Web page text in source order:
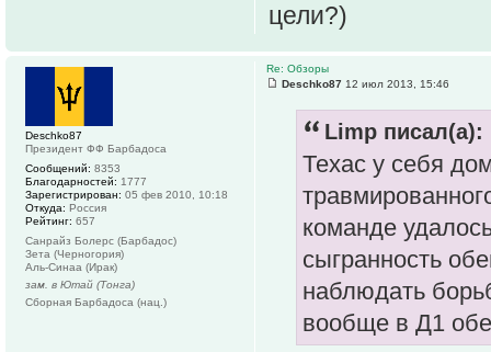
цели?)
Re: Обзоры
Deschko87 12 июл 2013, 15:46
Limp писал(а):
Техас у себя
команде
сыгранность
наблюдать
вообще в Д1
Deschko87
Президент ФФ Барбадоса
Сообщений: 8353
Благодарностей: 1777
Зарегистрирован: 05 фев 2010, 10:18
Откуда: Россия
Рейтинг: 657
Санрайз Болерс (Барбадос)
Зета (Черногория)
Аль-Синаа (Ирак)
зам. в Ютай (Тонга)
Сборная Барбадоса (нац.)